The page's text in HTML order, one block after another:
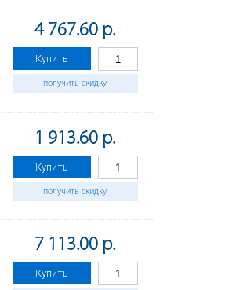
4 767.60 р.
Купить
получить скидку
1 913.60 р.
Купить
получить скидку
7 113.00 р.
Купить